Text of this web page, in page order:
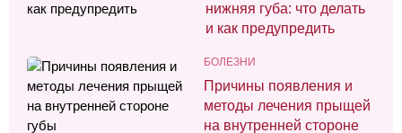
нижняя губа: что делать
и как предупредить
БОЛЕЗНИ
Причины появления и
методы лечения прыщей
на внутренней стороне